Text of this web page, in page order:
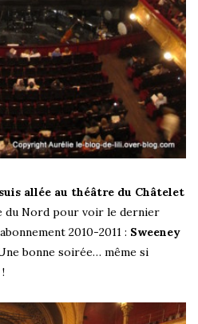
allée au théâtre du Châtelet
du Nord pour voir le dernier
2010-2011 : Sweeney
bonne soirée… même si